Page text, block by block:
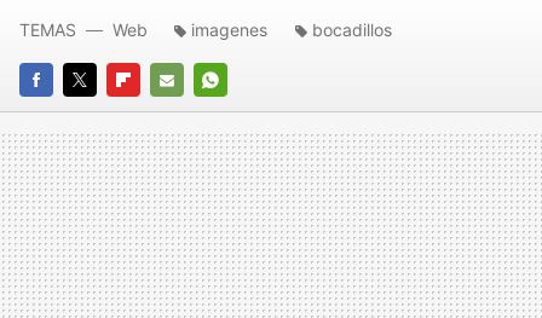
FACEBOOK
TWITTERFLIPBOARD
E-
MAIL
WHATSAPP
TEMAS Web imagenes bocadillos